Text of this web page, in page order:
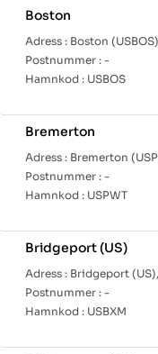
Boston
Adress : Boston
Postnummer : -
Hamnkod : USBOS
Bremerton
Adress : Bremerton
Postnummer : -
Hamnkod : USPWT
Bridgeport (US)
Adress : Bridgeport
Postnummer : -
Hamnkod : USBXM
Hem Länder